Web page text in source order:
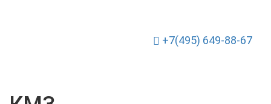
+7(495) 649-88-67
Toggle Navigation